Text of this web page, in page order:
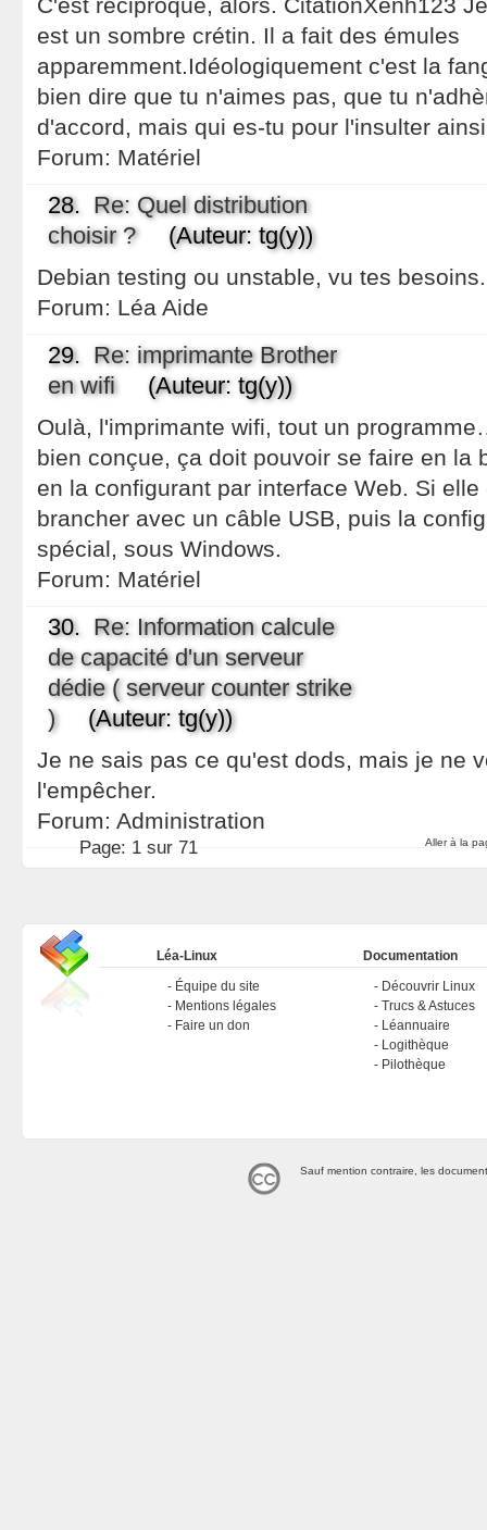
est un sombre crétin. Il a fait des émules
apparemment.Idéologiquement c'est la
bien dire que tu n'aimes pas, que tu
d'accord, mais qui es-tu pour l'insulter ainsi
Forum: Matériel
28. Re: Quel distribution
choisir ?(Auteur: tg(y))
Debian testing ou unstable, vu tes besoins.
Forum: Léa Aide
29. Re: imprimante Brother
en wifi(Auteur: tg(y))
Oulà, l'imprimante wifi, tout un
bien conçue, ça doit pouvoir se faire en la
en la configurant par interface Web. Si
brancher avec un câble USB, puis la
spécial, sous Windows.
Forum: Matériel
30. Re: Information calcule
de capacité d'un serveur
dédie ( serveur counter strike
)(Auteur: tg(y))
Je ne sais pas ce qu'est dods, mais je ne
l'empêcher.
Forum: Administration
Aller à la
Page: 1 sur 71
Léa-Linux
Équipe du site
Mentions légales
Faire un don
Documentation
Découvrir Linux
Trucs & Astuces
Léannuaire
Logithèque
Pilothèque
Sauf mention contraire, les